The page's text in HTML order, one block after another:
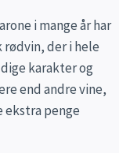
i mange år har
der i hele
karakter og
end andre vine,
ekstra penge